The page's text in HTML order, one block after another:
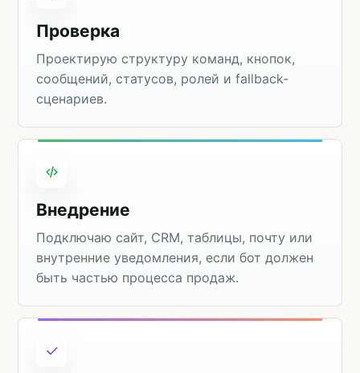
Проверка
Проектирую структуру команд, кнопок,
сообщений, статусов, ролей и fallback-
сценариев.
Внедрение
Подключаю сайт, CRM, таблицы, почту или
внутренние уведомления, если бот должен
быть частью процесса продаж.